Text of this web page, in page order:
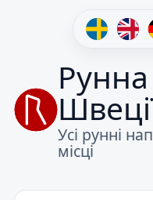
Рунна
Усі рунні
місці